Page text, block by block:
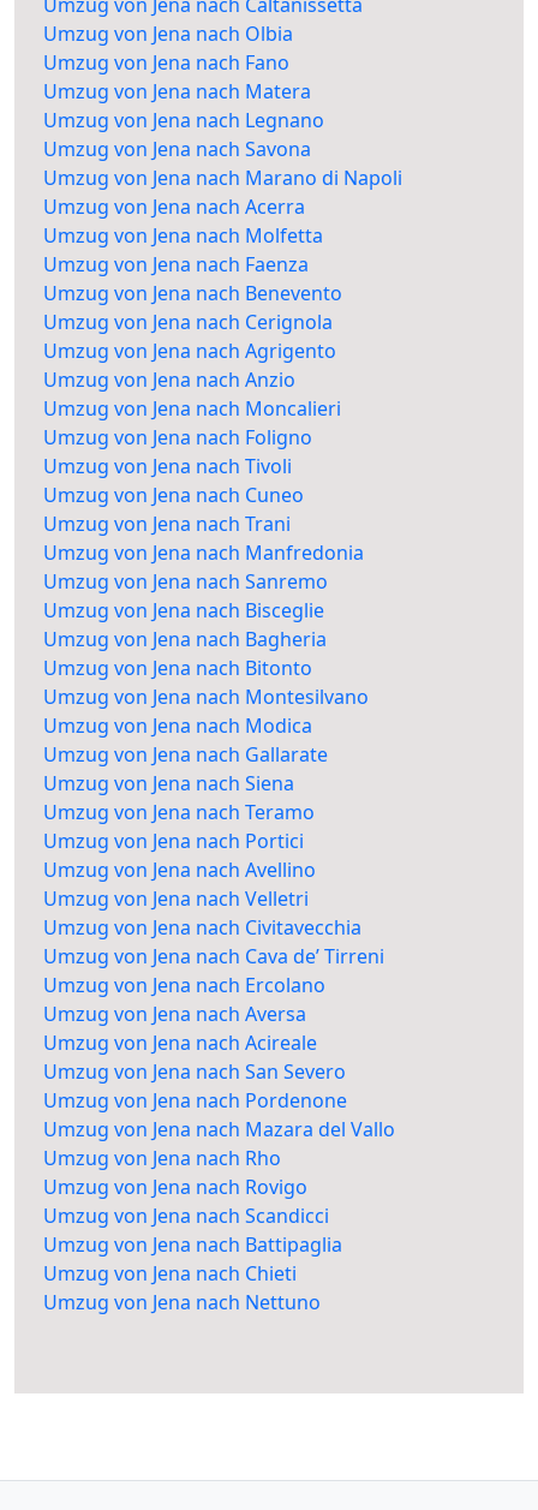
Umzug von Jena nach Olbia
Umzug von Jena nach Fano
Umzug von Jena nach Matera
Umzug von Jena nach Legnano
Umzug von Jena nach Savona
Umzug von Jena nach Marano di Napoli
Umzug von Jena nach Acerra
Umzug von Jena nach Molfetta
Umzug von Jena nach Faenza
Umzug von Jena nach Benevento
Umzug von Jena nach Cerignola
Umzug von Jena nach Agrigento
Umzug von Jena nach Anzio
Umzug von Jena nach Moncalieri
Umzug von Jena nach Foligno
Umzug von Jena nach Tivoli
Umzug von Jena nach Cuneo
Umzug von Jena nach Trani
Umzug von Jena nach Manfredonia
Umzug von Jena nach Sanremo
Umzug von Jena nach Bisceglie
Umzug von Jena nach Bagheria
Umzug von Jena nach Bitonto
Umzug von Jena nach Montesilvano
Umzug von Jena nach Modica
Umzug von Jena nach Gallarate
Umzug von Jena nach Siena
Umzug von Jena nach Teramo
Umzug von Jena nach Portici
Umzug von Jena nach Avellino
Umzug von Jena nach Velletri
Umzug von Jena nach Civitavecchia
Umzug von Jena nach Cava de’ Tirreni
Umzug von Jena nach Ercolano
Umzug von Jena nach Aversa
Umzug von Jena nach Acireale
Umzug von Jena nach San Severo
Umzug von Jena nach Pordenone
Umzug von Jena nach Mazara del Vallo
Umzug von Jena nach Rho
Umzug von Jena nach Rovigo
Umzug von Jena nach Scandicci
Umzug von Jena nach Battipaglia
Umzug von Jena nach Chieti
Umzug von Jena nach Nettuno